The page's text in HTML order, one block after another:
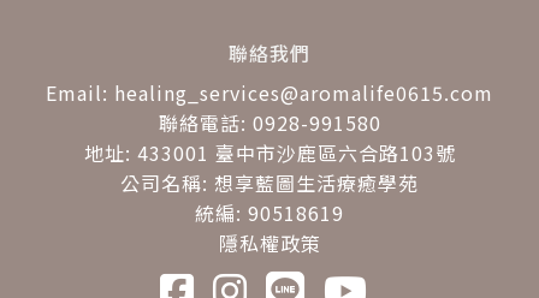
聯絡我們
Email: healing_services@aromalife0615.com
聯絡電話: 0928-991580
地址: 433001 臺中市沙鹿區六合路103號
公司名稱: 想享藍圖生活療癒學苑
統編: 90518619
隱私權政策